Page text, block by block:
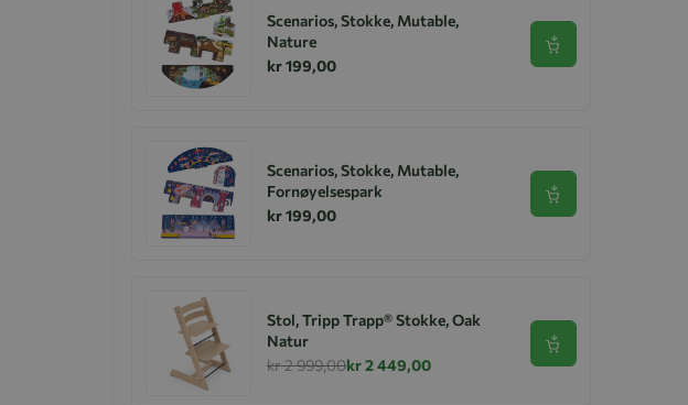
Scenarios, Stokke, Mutable,
Nature
kr 199,00
Se produkt
Scenarios, Stokke, Mutable,
Fornøyelsespark
kr 199,00
Se produkt
Stol, Tripp Trapp® Stokke, Oak
Natur
kr 2 999,00kr 2 449,00
Se produkt